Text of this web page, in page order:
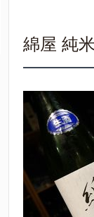
綿屋 純